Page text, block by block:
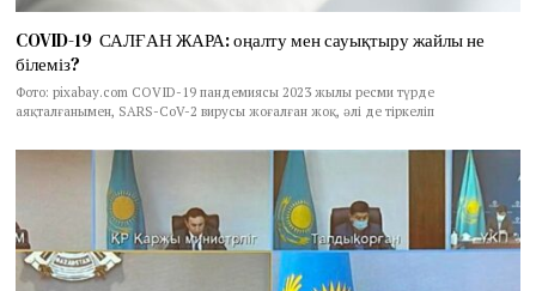
COVID-19 САЛҒАН ЖАРА: оңалту мен сауықтыру жайлы не
білеміз?
Фото: pixabay.com COVID-19 пандемиясы 2023 жылы ресми түрде
аяқталғанымен, SARS-CoV-2 вирусы жоғалған жоқ, әлі де тіркеліп